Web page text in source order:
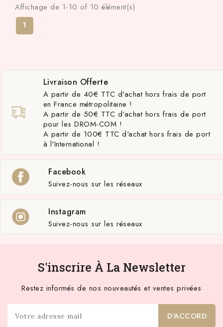
Affichage de 1-10 of 10 élément(s)
1
Livraison Offerte
A partir de 40€ TTC d'achat hors frais de port
en France métropolitaine !
A partir de 50€ TTC d'achat hors frais de port
pour les DROM-COM !
A partir de 100€ TTC d'achat hors frais de port
à l'International !
Facebook
Suivez-nous sur les réseaux
Instagram
Suivez-nous sur les réseaux
S'inscrire À La Newsletter
Restez informés de nos nouveautés et ventes privées